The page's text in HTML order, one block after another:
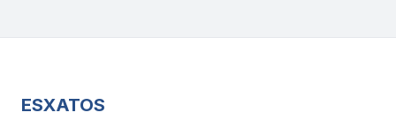
ESXATOS